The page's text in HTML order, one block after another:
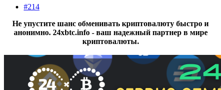
#214
Не упустите шанс обменивать криптовалюту быстро и
анонимно. 24xbtc.info - ваш надежный партнер в мире
криптовалюты.